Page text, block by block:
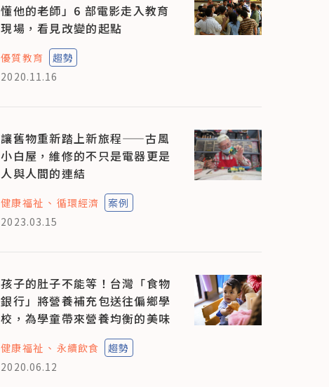
懂他的老師」6 部電影走入教育
現場，看見改變的起點
優質教育
趨勢
2020.11.16
讓舊物重新踏上新旅程——古風
小白屋，維修的不只是電器更是
人與人間的連結
健康福祉 循環經濟
案例
2023.03.15
孩子的肚子不能等！台灣「食物
銀行」將營養補充包送往偏鄉學
校，為學童帶來營養均衡的美味
健康福祉 永續飲食
趨勢
2020.06.12